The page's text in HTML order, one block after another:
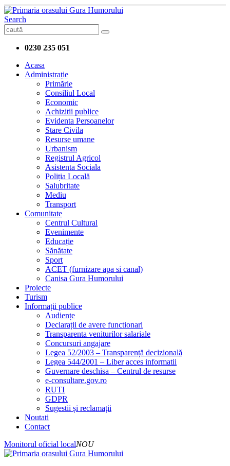
Search
0230 235 051
Acasa
Administrație
Primărie
Consiliul Local
Economic
Achizitii publice
Evidenta Persoanelor
Stare Civila
Resurse umane
Urbanism
Registrul Agricol
Asistenta Sociala
Poliția Locală
Salubritate
Mediu
Transport
Comunitate
Centrul Cultural
Evenimente
Educație
Sănătate
Sport
ACET (furnizare apa si canal)
Canisa Gura Humorului
Proiecte
Turism
Informații publice
Audiențe
Declarații de avere functionari
Transparenta veniturilor salariale
Concursuri angajare
Legea 52/2003 – Transparență decizională
Legea 544/2001 – Liber acces informatii
Guvernare deschisa – Centrul de resurse
e-consultare.gov.ro
RUTI
GDPR
Sugestii și reclamații
Noutati
Contact
Monitorul oficial localNOU